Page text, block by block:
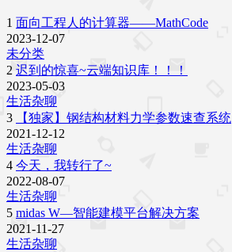
1 面向工程人的计算器——MathCode
2023-12-07
未分类
2 迟到的惊喜~云端知识库！！！
2023-05-03
生活杂聊
3
【独家】钢结构材料力学参数速查系统
2021-12-12
生活杂聊
4 今天，我转行了~
2022-08-07
生活杂聊
5 midas W—智能建模平台解决方案
2021-11-27
生活杂聊